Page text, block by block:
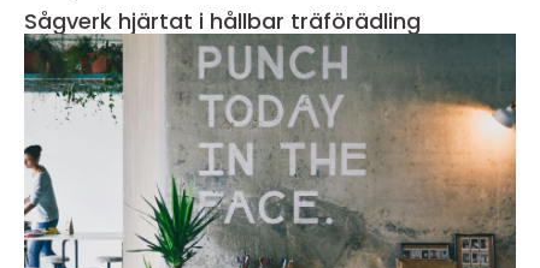
Sågverk hjärtat i hållbar träförädling